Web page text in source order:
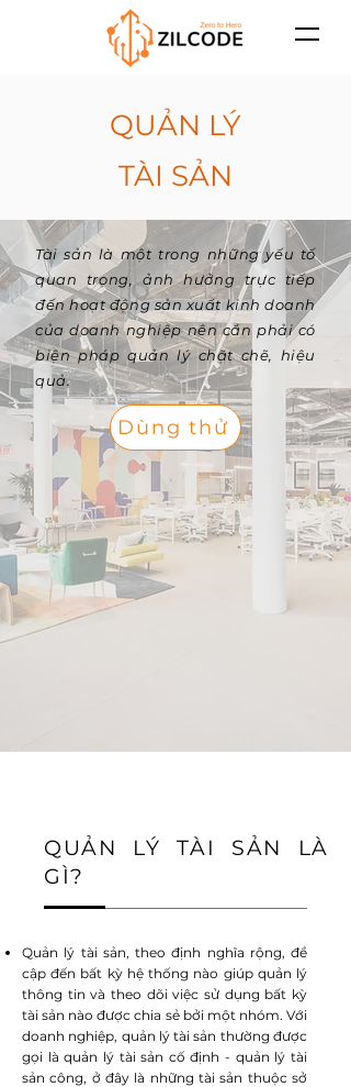
QUẢN LÝ
TÀI SẢN
Tài sản là một trong những yếu tố
quan trọng, ảnh hưởng trực tiếp
đến hoạt động sản xuất kinh doanh
của doanh nghiệp nên cần phải có
biện pháp quản lý chặt chẽ, hiệu
quả.
Dùng thử
QUẢN LÝ TÀI SẢN LÀ
GÌ?
Quản lý tài sản, theo định nghĩa rộng, đề
cập đến bất kỳ hệ thống nào giúp quản lý
thông tin và theo dõi việc sử dụng bất kỳ
tài sản nào được chia sẻ bởi một nhóm. Với
doanh nghiệp, quản lý tài sản thường được
gọi là quản lý tài sản cố định - quản lý tài
sản công, ở đây là những tài sản thuộc sở